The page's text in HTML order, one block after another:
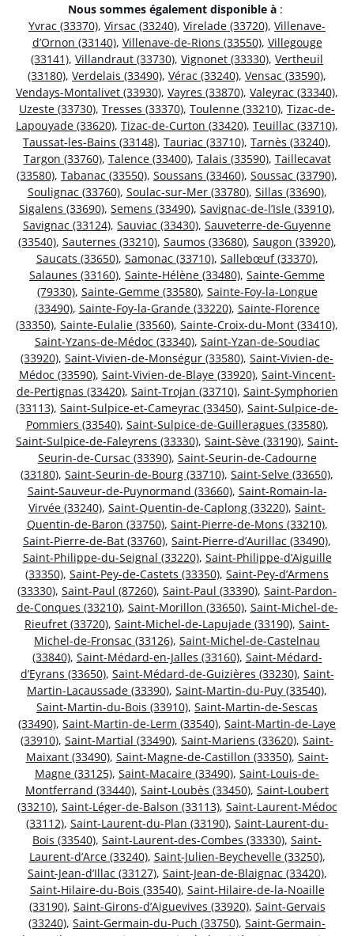
Nous sommes également disponible à :
Yvrac (33370), Virsac (33240), Virelade (33720), Villenave-
d’Ornon (33140), Villenave-de-Rions (33550), Villegouge
(33141), Villandraut (33730), Vignonet (33330), Vertheuil
(33180), Verdelais (33490), Vérac (33240), Vensac (33590),
Vendays-Montalivet (33930), Vayres (33870), Valeyrac (33340),
Uzeste (33730), Tresses (33370), Toulenne (33210), Tizac-de-
Lapouyade (33620), Tizac-de-Curton (33420), Teuillac (33710),
Taussat-les-Bains (33148), Tauriac (33710), Tarnès (33240),
Targon (33760), Talence (33400), Talais (33590), Taillecavat
(33580), Tabanac (33550), Soussans (33460), Soussac (33790),
Soulignac (33760), Soulac-sur-Mer (33780), Sillas (33690),
Sigalens (33690), Semens (33490), Savignac-de-l’Isle (33910),
Savignac (33124), Sauviac (33430), Sauveterre-de-Guyenne
(33540), Sauternes (33210), Saumos (33680), Saugon (33920),
Saucats (33650), Samonac (33710), Sallebœuf (33370),
Salaunes (33160), Sainte-Hélène (33480), Sainte-Gemme
(79330), Sainte-Gemme (33580), Sainte-Foy-la-Longue
(33490), Sainte-Foy-la-Grande (33220), Sainte-Florence
(33350), Sainte-Eulalie (33560), Sainte-Croix-du-Mont (33410),
Saint-Yzans-de-Médoc (33340), Saint-Yzan-de-Soudiac
(33920), Saint-Vivien-de-Monségur (33580), Saint-Vivien-de-
Médoc (33590), Saint-Vivien-de-Blaye (33920), Saint-Vincent-
de-Pertignas (33420), Saint-Trojan (33710), Saint-Symphorien
(33113), Saint-Sulpice-et-Cameyrac (33450), Saint-Sulpice-de-
Pommiers (33540), Saint-Sulpice-de-Guilleragues (33580),
Saint-Sulpice-de-Faleyrens (33330), Saint-Sève (33190), Saint-
Seurin-de-Cursac (33390), Saint-Seurin-de-Cadourne
(33180), Saint-Seurin-de-Bourg (33710), Saint-Selve (33650),
Saint-Sauveur-de-Puynormand (33660), Saint-Romain-la-
Virvée (33240), Saint-Quentin-de-Caplong (33220), Saint-
Quentin-de-Baron (33750), Saint-Pierre-de-Mons (33210),
Saint-Pierre-de-Bat (33760), Saint-Pierre-d’Aurillac (33490),
Saint-Philippe-du-Seignal (33220), Saint-Philippe-d’Aiguille
(33350), Saint-Pey-de-Castets (33350), Saint-Pey-d’Armens
(33330), Saint-Paul (87260), Saint-Paul (33390), Saint-Pardon-
de-Conques (33210), Saint-Morillon (33650), Saint-Michel-de-
Rieufret (33720), Saint-Michel-de-Lapujade (33190), Saint-
Michel-de-Fronsac (33126), Saint-Michel-de-Castelnau
(33840), Saint-Médard-en-Jalles (33160), Saint-Médard-
d’Eyrans (33650), Saint-Médard-de-Guizières (33230), Saint-
Martin-Lacaussade (33390), Saint-Martin-du-Puy (33540),
Saint-Martin-du-Bois (33910), Saint-Martin-de-Sescas
(33490), Saint-Martin-de-Lerm (33540), Saint-Martin-de-Laye
(33910), Saint-Martial (33490), Saint-Mariens (33620), Saint-
Maixant (33490), Saint-Magne-de-Castillon (33350), Saint-
Magne (33125), Saint-Macaire (33490), Saint-Louis-de-
Montferrand (33440), Saint-Loubès (33450), Saint-Loubert
(33210), Saint-Léger-de-Balson (33113), Saint-Laurent-Médoc
(33112), Saint-Laurent-du-Plan (33190), Saint-Laurent-du-
Bois (33540), Saint-Laurent-des-Combes (33330), Saint-
Laurent-d’Arce (33240), Saint-Julien-Beychevelle (33250),
Saint-Jean-d’Illac (33127), Saint-Jean-de-Blaignac (33420),
Saint-Hilaire-du-Bois (33540), Saint-Hilaire-de-la-Noaille
(33190), Saint-Girons-d’Aiguevives (33920), Saint-Gervais
(33240), Saint-Germain-du-Puch (33750), Saint-Germain-